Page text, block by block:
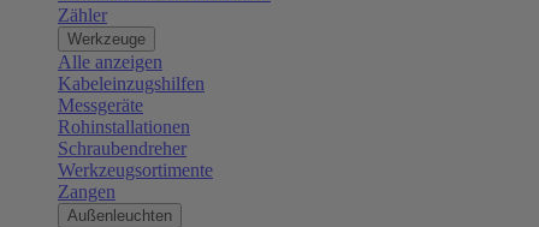
Zähler
Werkzeuge
Alle anzeigen
Kabeleinzugshilfen
Messgeräte
Rohinstallationen
Schraubendreher
Werkzeugsortimente
Zangen
Außenleuchten